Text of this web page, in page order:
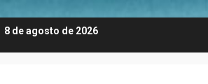
8 de agosto de 2026